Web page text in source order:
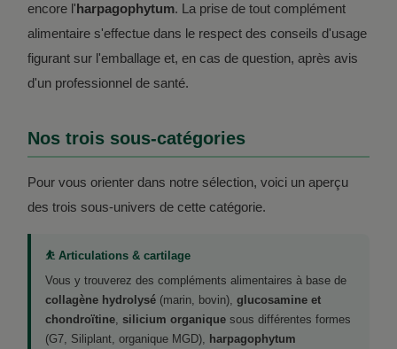
encore l'harpagophytum. La prise de tout complément
alimentaire s'effectue dans le respect des conseils d'usage
figurant sur l'emballage et, en cas de question, après avis
d'un professionnel de santé.
Nos trois sous-catégories
Pour vous orienter dans notre sélection, voici un aperçu
des trois sous-univers de cette catégorie.
⛹️ Articulations & cartilage
Vous y trouverez des compléments alimentaires à base de
collagène hydrolysé (marin, bovin), glucosamine et
chondroïtine, silicium organique sous différentes formes
(G7, Siliplant, organique MGD), harpagophytum